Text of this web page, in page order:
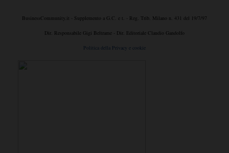
BusinessCommunity.it - Supplemento a G.C. e t. - Reg. Trib. Milano n. 431 del 19/7/97
Dir. Responsabile Gigi Beltrame - Dir. Editoriale Claudio Gandolfo
Politica della Privacy e cookie